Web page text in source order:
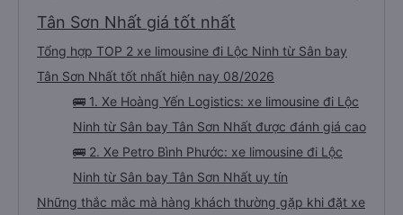
Tân Sơn Nhất giá tốt nhất
Tổng hợp TOP 2 xe limousine đi Lộc Ninh từ Sân bay
Tân Sơn Nhất tốt nhất hiện nay 08/2026
🚌 1. Xe Hoàng Yến Logistics: xe limousine đi Lộc
Ninh từ Sân bay Tân Sơn Nhất được đánh giá cao
🚌 2. Xe Petro Bình Phước: xe limousine đi Lộc
Ninh từ Sân bay Tân Sơn Nhất uy tín
Những thắc mắc mà hàng khách thường gặp khi đặt xe